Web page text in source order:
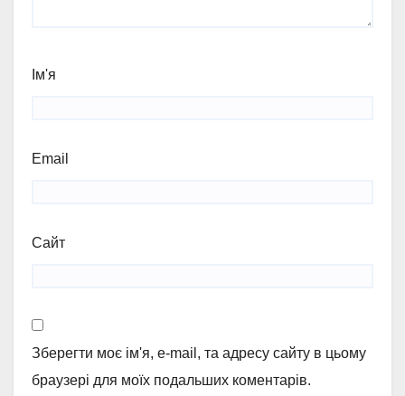
Ім'я
Email
Сайт
Зберегти моє ім'я, e-mail, та адресу сайту в цьому
браузері для моїх подальших коментарів.